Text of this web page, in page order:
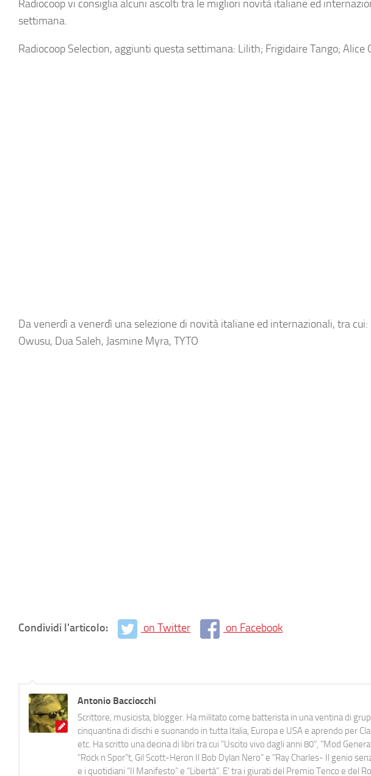
Radiocoop vi consiglia alcuni ascolti tra le migliori novità italiane ed
settimana.
Radiocoop Selection, aggiunti questa settimana: Lilith; Frigidaire Tango; Alice
Da venerdì a venerdì una selezione di novità italiane ed internazionali, tra
Owusu, Dua Saleh, Jasmine Myra, TYTO
Condividi l'articolo: on Twitter on Facebook
Antonio Bacciocchi
Scrittore, musicista, blogger. Ha militato come batterista in una ventina di
cinquantina di dischi e suonando in tutta Italia, Europa e USA e aprendo per
etc. Ha scritto una decina di libri tra cui "Uscito vivo dagli anni 80", "Mod
"Rock n Spor"t, Gil Scott-Heron Il Bob Dylan Nero" e "Ray Charles- Il genio
e i quotidiani “Il Manifesto” e “Libertà”. E' tra i giurati del Premio Tenco e del